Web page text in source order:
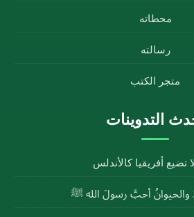
محطاته
رسالته
متجر الكتب
التدوينات
تضيع أفريقيا كالأندلس
والحيوانُ أحبَّ رسولَ الله ﷺ